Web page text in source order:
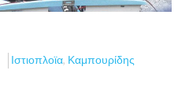
Ιστιοπλοϊα, Καμπουρίδης